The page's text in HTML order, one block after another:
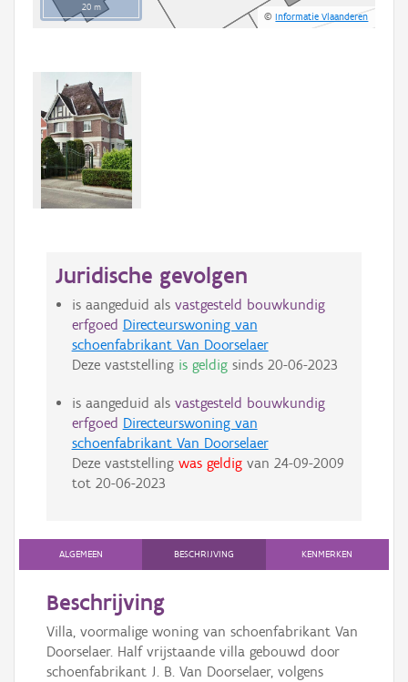
20 m
©Informatie Vlaanderen
Juridische gevolgen
is aangeduid als vastgesteld bouwkundig
erfgoed Directeurswoning van
schoenfabrikant Van Doorselaer
Deze vaststelling is geldigsinds 20-06-2023
is aangeduid als vastgesteld bouwkundig
erfgoed Directeurswoning van
schoenfabrikant Van Doorselaer
Deze vaststelling was geldigvan 24-09-2009
tot 20-06-2023
ALGEMEEN BESCHRIJVING KENMERKEN
Beschrijving
Villa, voormalige woning van schoenfabrikant Van
Doorselaer. Half vrijstaande villa gebouwd door
schoenfabrikant J. B. Van Doorselaer, volgens